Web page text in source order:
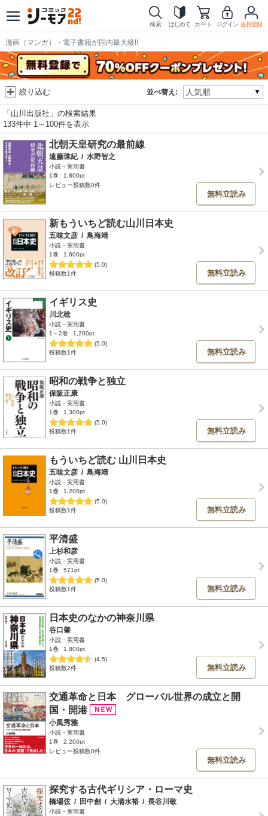
検索 はじめて カート ログイン 会員登録
漫画（マンガ）・電子書籍が国内最大級!!
並べ替え:
絞り込む
「山川出版社」の検索結果
133件中 1～100件を表示
北朝天皇研究の最前線
遠藤珠紀 / 水野智之
小説・実用書
1巻
1,800pt
レビュー投稿数0件
無料立読み
新もういちど読む山川日本史
五味文彦 / 鳥海靖
小説・実用書
1巻
1,600pt
(5.0)
投稿数1件
無料立読み
イギリス史
川北稔
小説・実用書
1～2巻
1,200pt
(5.0)
投稿数1件
無料立読み
昭和の戦争と独立
保阪正康
小説・実用書
1巻
1,300pt
(5.0)
投稿数1件
無料立読み
もういちど読む 山川日本史
五味文彦 / 鳥海靖
小説・実用書
1巻
1,200pt
(5.0)
投稿数1件
無料立読み
平清盛
上杉和彦
小説・実用書
1巻
571pt
(5.0)
投稿数1件
無料立読み
日本史のなかの神奈川県
谷口肇
小説・実用書
1巻
1,800pt
(4.5)
投稿数2件
無料立読み
交通革命と日本 グローバル世界の成立と開
国・開港
小風秀雅
小説・実用書
1巻
2,200pt
レビュー投稿数0件
無料立読み
探究する古代ギリシア・ローマ史
橋場弦 / 田中創 / 大清水裕 / 長谷川敬
小説・実用書